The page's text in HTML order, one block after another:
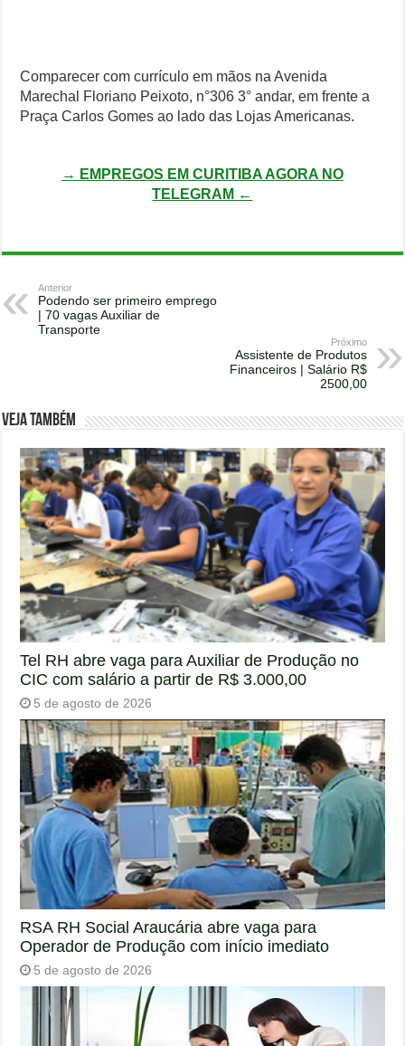
Comparecer com currículo em mãos na Avenida
Marechal Floriano Peixoto, n°306 3° andar, em frente a
Praça Carlos Gomes ao lado das Lojas Americanas.
→ EMPREGOS EM CURITIBA AGORA NO
TELEGRAM ←
Anterior
Podendo ser primeiro emprego
| 70 vagas Auxiliar de
Transporte
Próximo
Assistente de Produtos
Financeiros | Salário R$
2500,00
Veja também
Tel RH abre vaga para Auxiliar de Produção no
CIC com salário a partir de R$ 3.000,00
5 de agosto de 2026
RSA RH Social Araucária abre vaga para
Operador de Produção com início imediato
5 de agosto de 2026